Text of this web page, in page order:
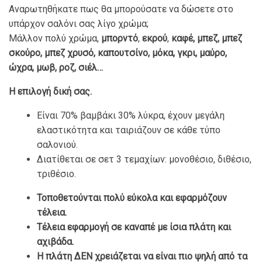
Αναρωτηθήκατε πως θα μπορούσατε να δώσετε στο
υπάρχον σαλόνι σας λίγο χρώμα;
Μάλλον πολύ χρώμα, μπορντό, εκρού, καφέ, μπεζ, μπεζ
σκούρο, μπεζ χρυσό, καπουτσίνο, μόκα, γκρι, μαύρο,
ώχρα, μωβ, ροζ, σιέλ…
Η επιλογή δική σας.
Είναι 70% βαμβάκι 30% λύκρα, έχουν μεγάλη
ελαστικότητα και ταιριάζουν σε κάθε τύπο
σαλονιού.
Διατίθεται σε σετ 3 τεμαχίων: μονοθέσιο, διθέσιο,
τριθέσιο.
Τοποθετούνται πολύ εύκολα και εφαρμόζουν
τέλεια.
Τέλεια εφαρμογή σε καναπέ με ίσια πλάτη και
αχιβάδα.
Η πλάτη ΔΕΝ χρειάζεται να είναι πιο ψηλή από τα